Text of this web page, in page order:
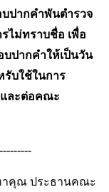
ปากคำพันตำรวจ
ไม่ทราบชื่อ เพื่อ
ปากคำให้เป็นวัน
รับใช้ในการ
และต่อคณะ
าคุณ ประธานคณะ